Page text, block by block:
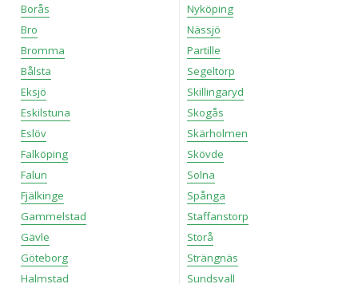
Borås
Bro
Bromma
Bålsta
Eksjö
Eskilstuna
Eslöv
Falköping
Falun
Fjälkinge
Gammelstad
Gävle
Göteborg
Halmstad
Nyköping
Nässjö
Partille
Segeltorp
Skillingaryd
Skogås
Skärholmen
Skövde
Solna
Spånga
Staffanstorp
Storå
Strängnäs
Sundsvall